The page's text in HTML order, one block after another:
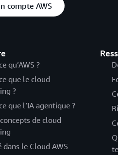
compte AWS
qu’AWS ?
que le cloud
?
que l’IA agentique ?
de cloud
dans le Cloud AWS